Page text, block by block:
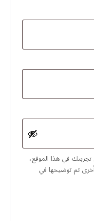
في هذا الموقع،
تم توضيحها في